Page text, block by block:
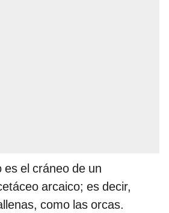
es el cráneo de un
arcaico; es decir,
como las orcas.